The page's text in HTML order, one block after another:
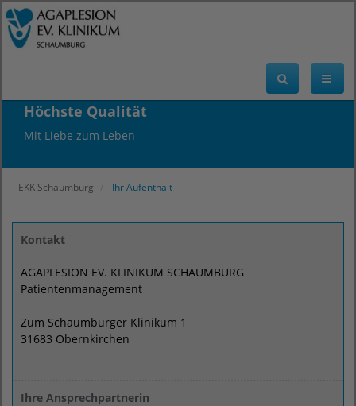
Höchste Qualität
Mit Liebe zum Leben
EKK Schaumburg Ihr Aufenthalt
Kontakt
AGAPLESION EV. KLINIKUM SCHAUMBURG
Patientenmanagement
Zum Schaumburger Klinikum 1
31683 Obernkirchen
Ihre Ansprechpartnerin